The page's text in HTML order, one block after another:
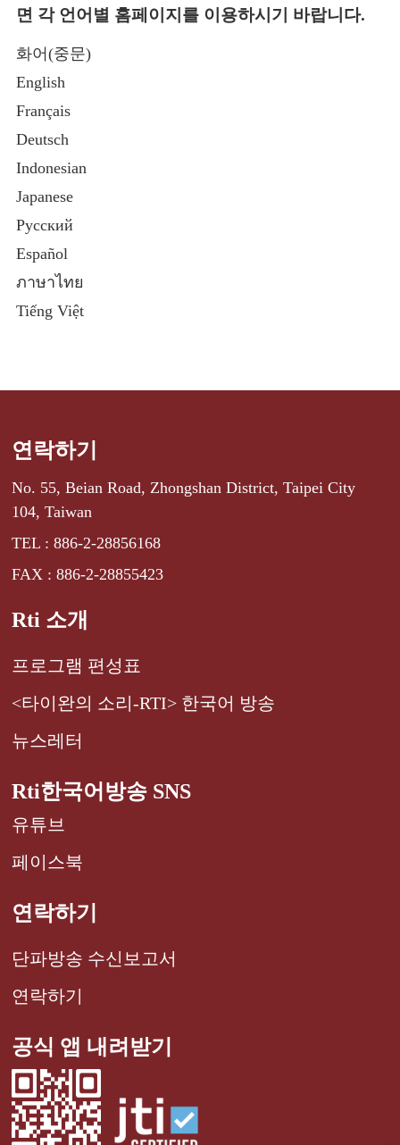
면 각 언어별 홈페이지를 이용하시기 바랍니다.
화어(중문)
English
Français
Deutsch
Indonesian
Japanese
Русский
Español
ภาษาไทย
Tiếng Việt
연락하기
No. 55, Beian Road, Zhongshan District, Taipei City
104, Taiwan
TEL : 886-2-28856168
FAX : 886-2-28855423
Rti 소개
프로그램 편성표
<타이완의 소리-RTI> 한국어 방송
뉴스레터
Rti한국어방송 SNS
유튜브
페이스북
연락하기
단파방송 수신보고서
연락하기
공식 앱 내려받기